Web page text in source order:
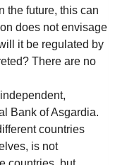
the future, this can
does not envisage
it be regulated by
There are no
Bank of Asgardia.
countries
is not